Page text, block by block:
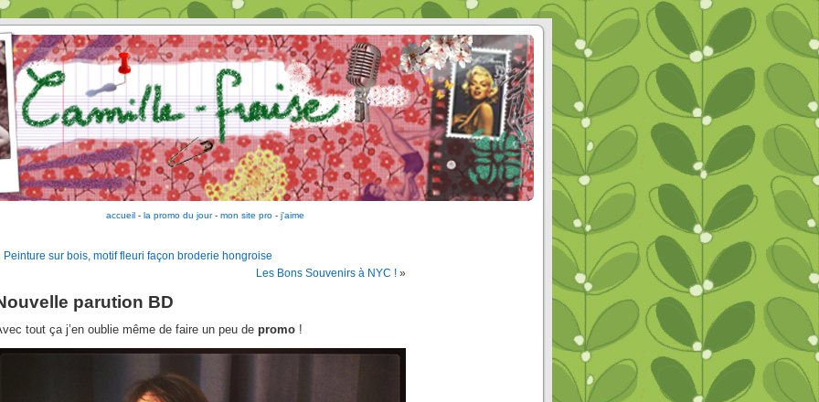
accueil- la promo du jour- mon site pro- j'aime
Peinture sur bois, motif fleuri façon broderie hongroise
Les Bons Souvenirs à NYC ! »
parution BD
tout ça j’en oublie même de faire un peu de promo !